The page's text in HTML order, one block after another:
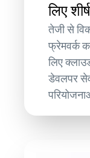
लिए
तेजी से
फ्रेमवर्क
लिए
डेवलपर